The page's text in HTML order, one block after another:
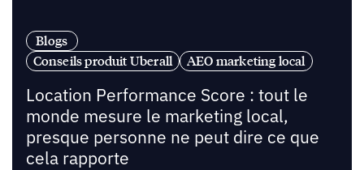
Blogs
Conseils produit Uberall
AEO marketing local
Location Performance Score : tout le
monde mesure le marketing local,
presque personne ne peut dire ce que
cela rapporte